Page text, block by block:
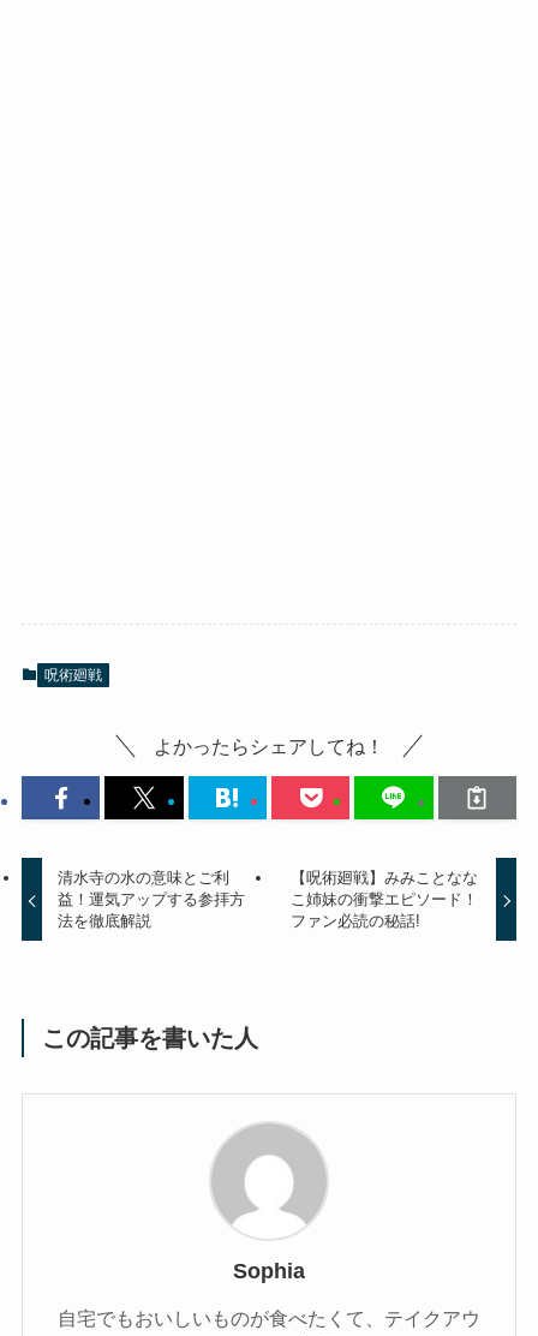
呪術廻戦
よかったらシェアしてね！
清水寺の水の意味とご利
益！運気アップする参拝方
法を徹底解説
【呪術廻戦】みみことなな
こ姉妹の衝撃エピソード！
ファン必読の秘話!
この記事を書いた人
Sophia
自宅でもおいしいものが食べたくて、テイクアウ